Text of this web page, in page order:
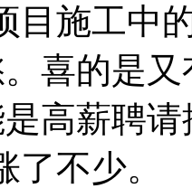
目施工中
喜的是
高薪聘
了不少